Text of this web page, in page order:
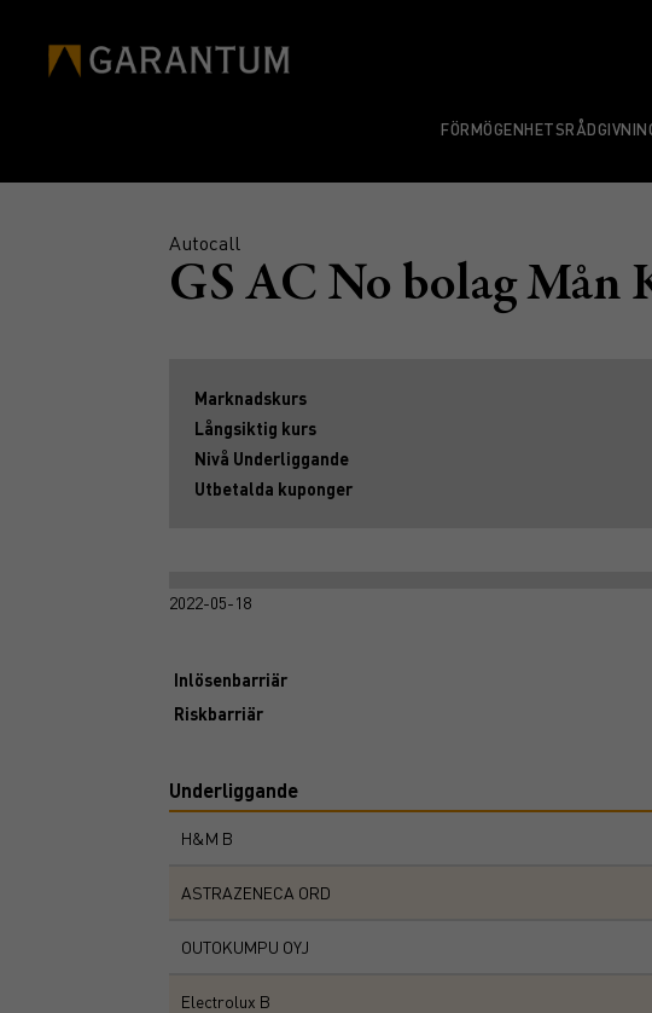
Autocall
GS AC No bolag Mån
Marknadskurs
Långsiktig kurs
Nivå Underliggande
Utbetalda kuponger
2022-05-18
Inlösenbarriär
Riskbarriär
Underliggande
H&M B
ASTRAZENECA ORD
OUTOKUMPU OYJ
Electrolux B